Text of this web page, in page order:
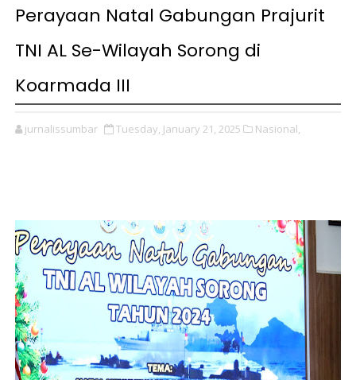
Perayaan Natal Gabungan Prajurit
TNI AL Se-Wilayah Sorong di
Koarmada III
jurnalissumbar Tuesday, January 21, 2025 Nasional,